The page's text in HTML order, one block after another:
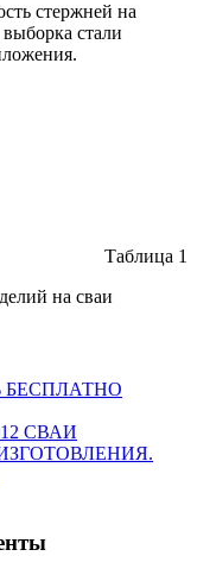
стержней на
стали
Таблица 1
на сваи
БЕСПЛАТНО
СВАИ